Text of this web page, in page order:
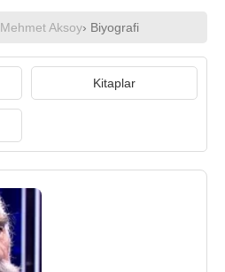
Mehmet Aksoy› Biyografi
Kitaplar